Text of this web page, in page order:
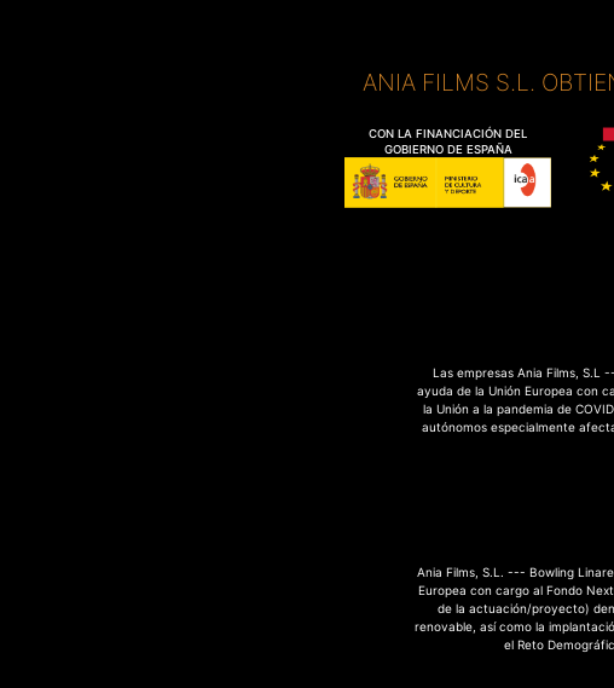
ANIA FILMS S.L.
CON LA FINANCIACIÓN DEL
GOBIERNO DE ESPAÑA
Las empresas Ania Films, S.L
ayuda de la Unión Europea con
la Unión a la pandemia de
autónomos especialmente
Ania Films, S.L. --- Bowling
Europea con cargo al Fondo
de la actuación/proyecto)
renovable, así como la
el Reto